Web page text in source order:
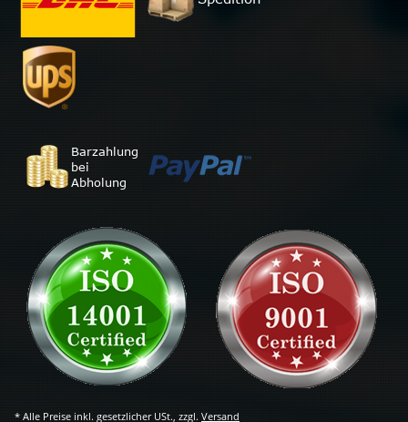
* Alle Preise inkl. gesetzlicher USt., zzgl. Versand